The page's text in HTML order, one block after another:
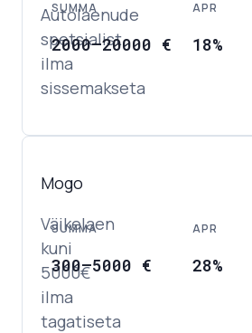
Autolaenude
spetsialist
ilma
sissemakseta
SUMMA
2000–20000 €
APR
18%
Mogo
Väikelaen
kuni
5000€
ilma
tagatiseta
SUMMA
300–5000 €
APR
28%